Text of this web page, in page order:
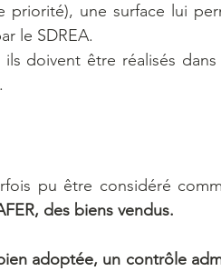
priorité), une surface lui
le SDREA.
doivent être réalisés
pu être considéré
des biens vendus.
adoptée, un contrôle